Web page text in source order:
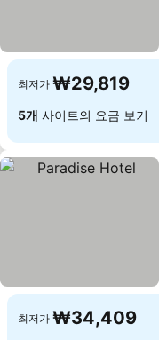
최저가 ₩29,819
5개 사이트의 요금 보기
최저가 ₩34,409